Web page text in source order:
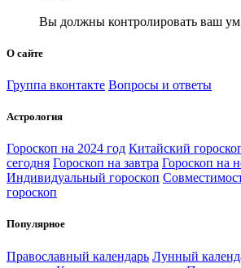
Вы должны контролировать ваш
О сайте
Группа вконтакте Вопросы и ответы
Астрология
Гороскоп на 2024 год Китайский
сегодня Гороскоп на завтра Гороскоп на
Индивидуальный гороскоп
гороскоп
Популярное
Православный календарь Лунный